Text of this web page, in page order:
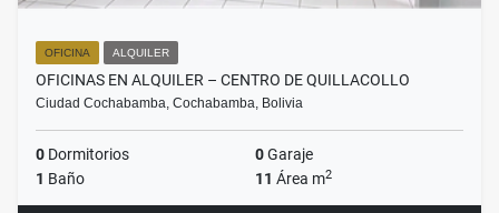
OFICINA ALQUILER
OFICINAS EN ALQUILER – CENTRO DE QUILLACOLLO
Ciudad Cochabamba, Cochabamba, Bolivia
0 Dormitorios 0Garaje
1 Baño 11 Área m2